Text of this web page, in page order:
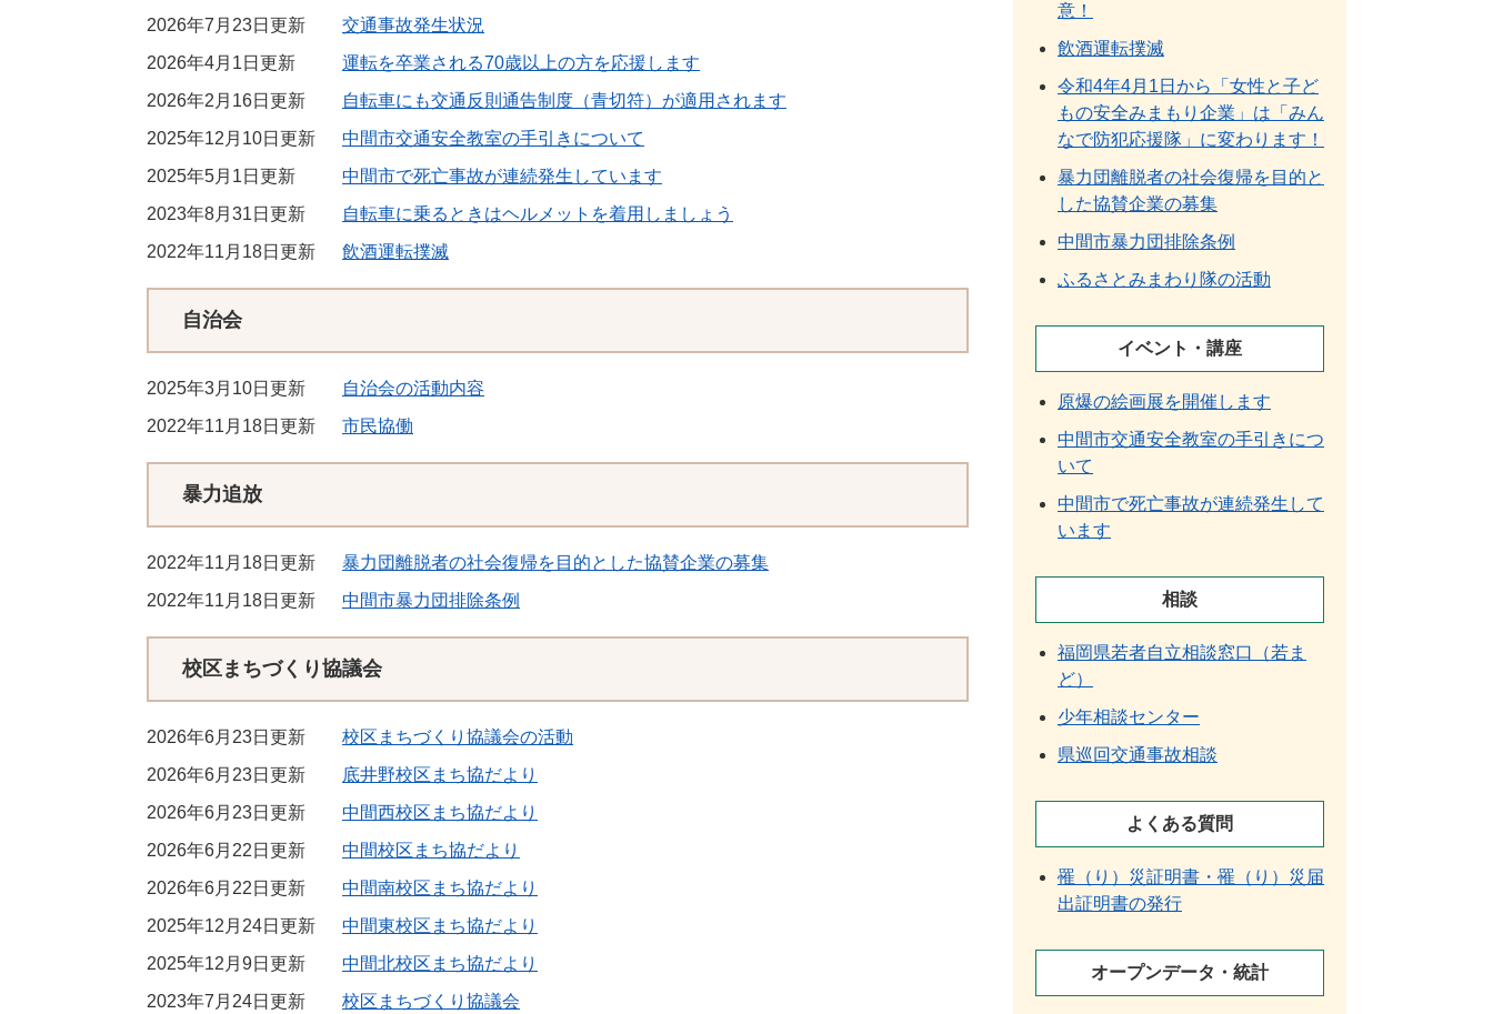
2026年7月23日更新
交通事故発生状況
2026年4月1日更新
運転を卒業される70歳以上の方を応援します
2026年2月16日更新
自転車にも交通反則通告制度（青切符）が適用されます
2025年12月10日更新
中間市交通安全教室の手引きについて
2025年5月1日更新
中間市で死亡事故が連続発生しています
2023年8月31日更新
自転車に乗るときはヘルメットを着用しましょう
2022年11月18日更新
飲酒運転撲滅
自治会
2025年3月10日更新
自治会の活動内容
2022年11月18日更新
市民協働
暴力追放
2022年11月18日更新
暴力団離脱者の社会復帰を目的とした協賛企業の募集
2022年11月18日更新
中間市暴力団排除条例
校区まちづくり協議会
2026年6月23日更新
校区まちづくり協議会の活動
2026年6月23日更新
底井野校区まち協だより
2026年6月23日更新
中間西校区まち協だより
2026年6月22日更新
中間校区まち協だより
2026年6月22日更新
中間南校区まち協だより
2025年12月24日更新
中間東校区まち協だより
2025年12月9日更新
中間北校区まち協だより
2023年7月24日更新
校区まちづくり協議会
意！
飲酒運転撲滅
令和4年4月1日から「女性と子ど
もの安全みまもり企業」は「みん
なで防犯応援隊」に変わります！
暴力団離脱者の社会復帰を目的と
した協賛企業の募集
中間市暴力団排除条例
ふるさとみまわり隊の活動
イベント・講座
原爆の絵画展を開催します
中間市交通安全教室の手引きにつ
いて
中間市で死亡事故が連続発生して
います
相談
福岡県若者自立相談窓口（若ま
ど）
少年相談センター
県巡回交通事故相談
よくある質問
罹（り）災証明書・罹（り）災届
出証明書の発行
オープンデータ・統計